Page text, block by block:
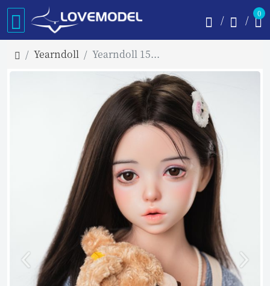
0
Yearndoll Yearndoll 151cm Aカップ Y224ヘッド 口開閉機能 リアルな口腔構造あり 掲載画像フルシリコンドール 等身大リアルラブドール